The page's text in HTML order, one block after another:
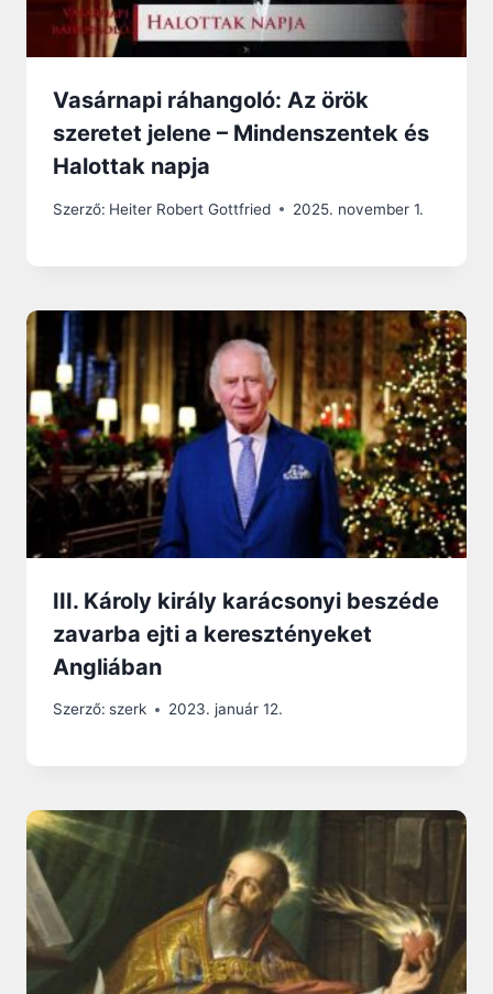
Vasárnapi ráhangoló: Az örök
szeretet jelene – Mindenszentek és
Halottak napja
Szerző: Heiter Robert Gottfried 2025. november 1.
III. Károly király karácsonyi beszéde
zavarba ejti a keresztényeket
Angliában
Szerző: szerk 2023. január 12.